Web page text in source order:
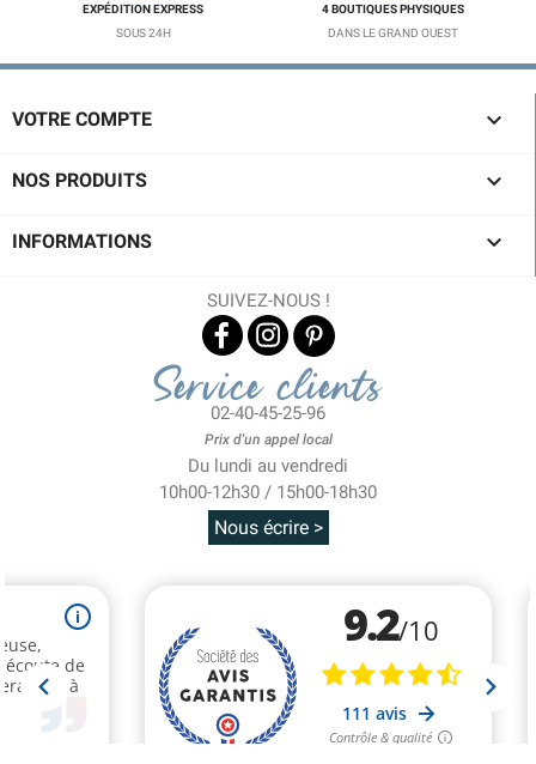
EXPÉDITION EXPRESS
SOUS 24H
4 BOUTIQUES PHYSIQUES
DANS LE GRAND OUEST
VOTRE COMPTE 
NOS PRODUITS 
INFORMATIONS 
SUIVEZ-NOUS !
Service clients
02-40-45-25-96
Prix d'un appel local
Du lundi au vendredi
10h00-12h30 / 15h00-18h30
Nous écrire >